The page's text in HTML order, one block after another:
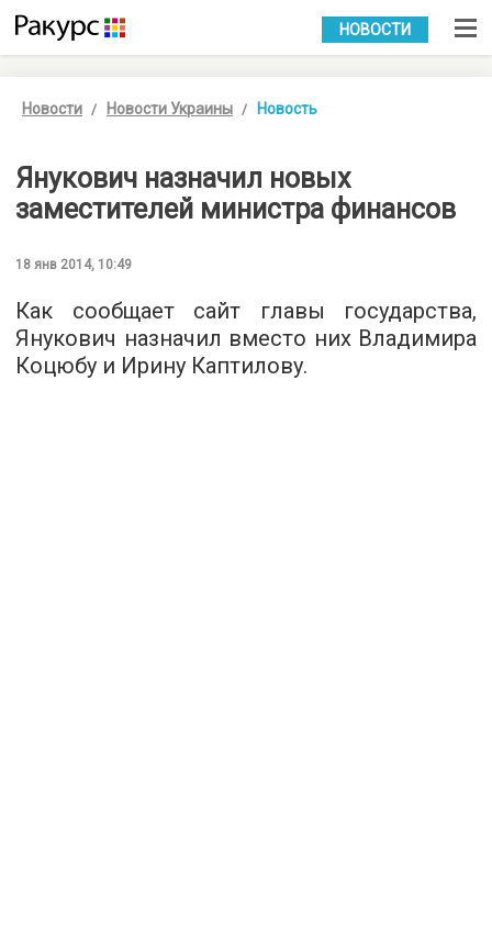
УКР РУС
НОВОСТИ
Новости Новости Украины Новость
Янукович назначил новых
заместителей министра финансов
18 янв 2014, 10:49
Как сообщает сайт главы государства,
Янукович назначил вместо них Владимира
Коцюбу и Ирину Каптилову.